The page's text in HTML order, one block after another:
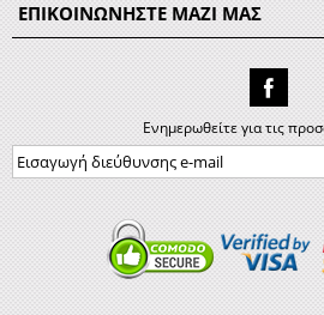
ΕΠΙΚΟΙΝΩΝΗΣΤΕ ΜΑΖΙ ΜΑΣ
Ενημερωθείτε για τις